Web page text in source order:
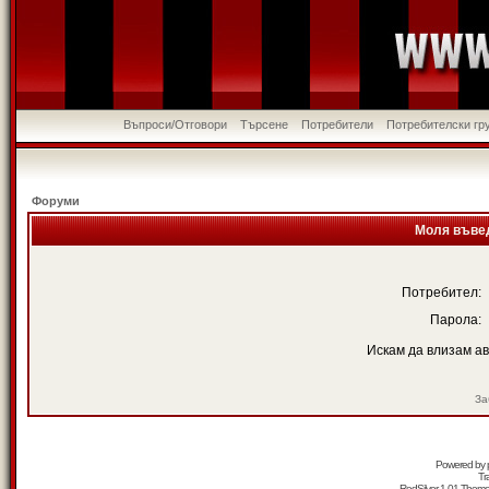
Въпроси/Отговори Търсене Потребители Потребителски
Форуми
Моля
Потребител:
Парола:
Искам да влизам
Powered by